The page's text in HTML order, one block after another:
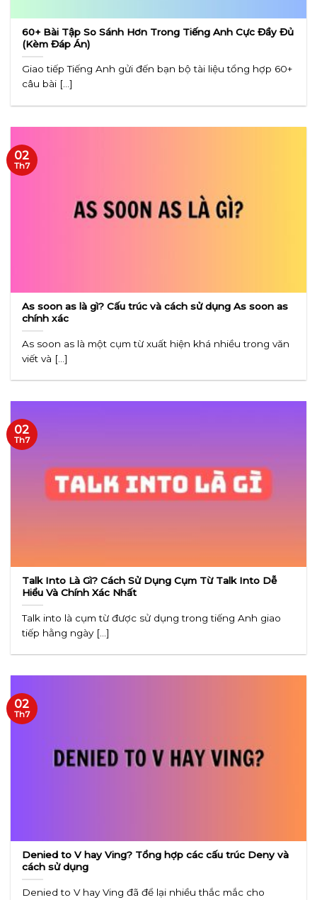
60+ Bài Tập So Sánh Hơn Trong Tiếng Anh Cực Đầy Đủ
(Kèm Đáp Án)
Giao tiếp Tiếng Anh gửi đến bạn bộ tài liệu tổng hợp 60+
câu bài [...]
As soon as là gì? Cấu trúc và cách sử dụng As soon as
chính xác
As soon as là một cụm từ xuất hiện khá nhiều trong văn
viết và [...]
02
Th7
Talk Into Là Gì? Cách Sử Dụng Cụm Từ Talk Into Dễ
Hiểu Và Chính Xác Nhất
Talk into là cụm từ được sử dụng trong tiếng Anh giao
tiếp hằng ngày [...]
02
Th7
Denied to V hay Ving? Tổng hợp các cấu trúc Deny và
cách sử dụng
Denied to V hay Ving đã để lại nhiều thắc mắc cho
02
Th7